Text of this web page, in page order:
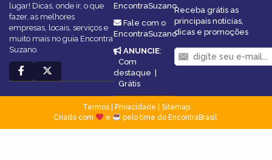
lugar! Dicas, onde ir, o que
fazer, as melhores
empresas, locais, serviços e
muito mais no guia Encontra
Suzano.
EncontraSuzano
Fale com o
EncontraSuzano
ANUNCIE:
Com
destaque |
Grátis
Receba grátis as
principais notícias,
dicas e promoções
Termos| Privacidade
Sitemap
Criado com
e pelo time do EncontraBrasil